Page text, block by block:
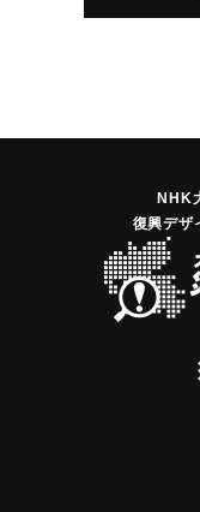
NHK
復興デザ